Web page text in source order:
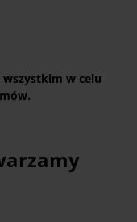
w celu